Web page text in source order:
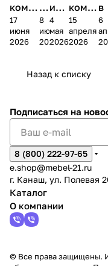
комп
ании
Мело
17
июня
2026
и
д
к
2
8
июня
2026
ия в
Чеб
окс
4
мая
2026
комп
ании
Мело
15
апреля
2026
в
М
А
6
Назад к списку
Подписаться на
8 (800) 222-97-65
e.shop@mebel-21.ru
г. Канаш, ул. Полевая
Каталог
О компании
© Все права защищены.